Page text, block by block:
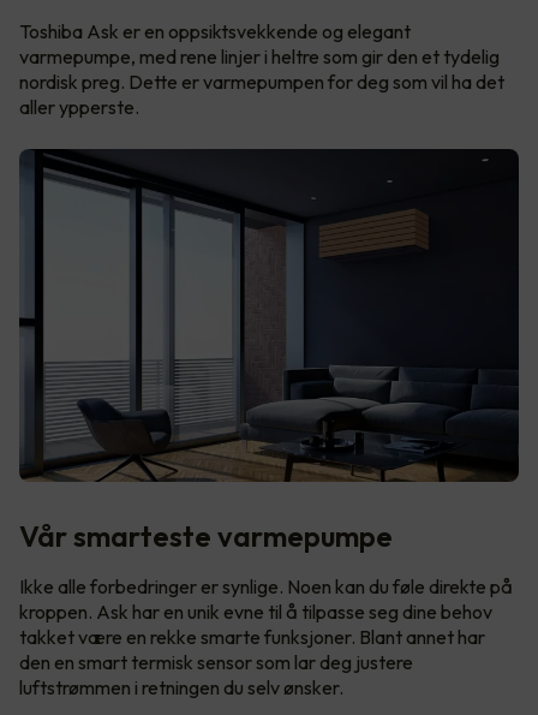
Toshiba Ask er en oppsiktsvekkende og elegant
varmepumpe, med rene linjer i heltre som gir den et tydelig
nordisk preg. Dette er varmepumpen for deg som vil ha det
aller ypperste.
Vår smarteste varmepumpe
Ikke alle forbedringer er synlige. Noen kan du føle direkte på
kroppen. Ask har en unik evne til å tilpasse seg dine behov
takket være en rekke smarte funksjoner. Blant annet har
den en smart termisk sensor som lar deg justere
luftstrømmen i retningen du selv ønsker.